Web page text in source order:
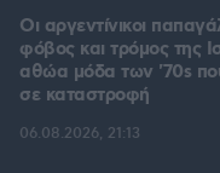
Οι αργεντίνικοι
φόβος και τρόμος της
αθώα μόδα των '70s
σε καταστροφή
06.08.2026, 21:13